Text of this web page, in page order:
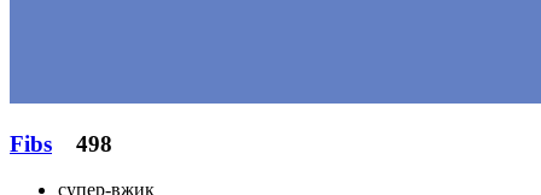
Fibs 498
супер-вжик